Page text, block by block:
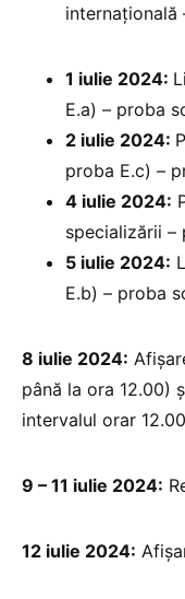
internațională
1 iulie 2024:
E.a) – proba
2 iulie 2024:
proba E.c) –
4 iulie 2024:
specializării –
5 iulie 2024:
E.b) – proba
8 iulie 2024:
până la ora 12.00)
intervalul orar
9 – 11 iulie 2024:
12 iulie 2024: